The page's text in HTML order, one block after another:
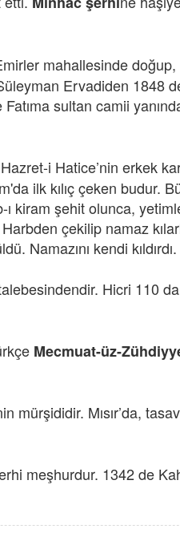
mahallesinde
Ervadiden 1848
sultan camii
i Hatice’nin erkek
ilk kılıç çeken budur.
ı kiram şehit olunca,
çekilip namaz
Namazını kendi kıldırdı.
Hicri 110
Mecmuat-üz-
Mısır’da,
meşhurdur. 1342 de